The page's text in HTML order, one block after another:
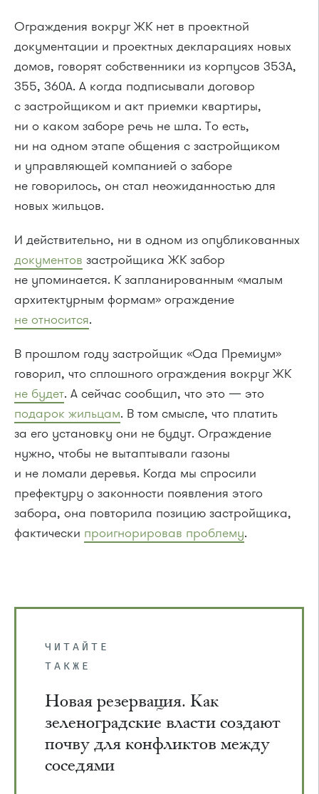
Ограждения вокруг ЖК нет в проектной
документации и проектных декларациях новых
домов, говорят собственники из корпусов 353А,
355, 360А. А когда подписывали договор
с застройщиком и акт приемки квартиры,
ни о каком заборе речь не шла. То есть,
ни на одном этапе общения с застройщиком
и управляющей компанией о заборе
не говорилось, он стал неожиданностью для
новых жильцов.
И действительно, ни в одном из опубликованных
документов застройщика ЖК забор
не упоминается. К запланированным «малым
архитектурным формам» ограждение
не относится.
В прошлом году застройщик «Ода Премиум»
говорил, что сплошного ограждения вокруг ЖК
не будет. А сейчас сообщил, что это — это
подарок жильцам. В том смысле, что платить
за его установку они не будут. Ограждение
нужно, чтобы не вытаптывали газоны
и не ломали деревья. Когда мы спросили
префектуру о законности появления этого
забора, она повторила позицию застройщика,
фактически проигнорировав проблему.
ЧИТАЙТЕ
ТАКЖЕ
Новая резервация. Как
зеленоградские власти создают
почву для конфликтов между
соседями